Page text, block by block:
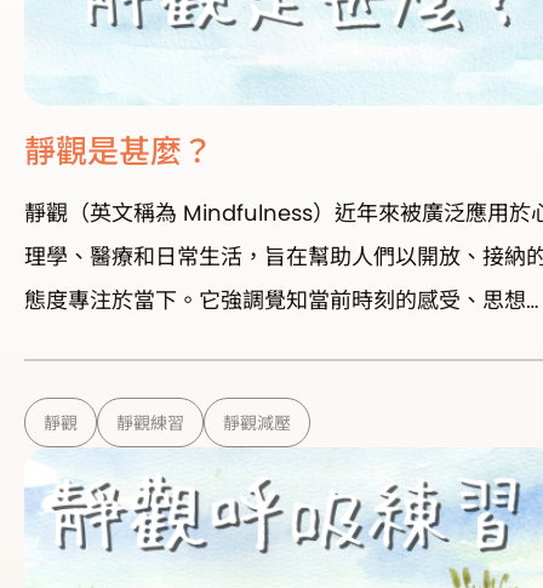
靜觀是甚麼？
靜觀（英文稱為 Mindfulness）近年來被廣泛應用於
理學、醫療和日常生活，旨在幫助人們以開放、接納
態度專注於當下。它強調覺知當前時刻的感受、思想
刻。 靜觀的核心理念 專注於當下：放下對過去的執著
或對未來的憂慮，專注於此時此刻的體驗以及感受當
的感官訊息、情緒和思想。例如，當你喝一杯茶時，
觀鼓勵你專注於茶的香氣、溫度、味道，而不是讓思
靜觀 靜觀練習 靜觀減壓